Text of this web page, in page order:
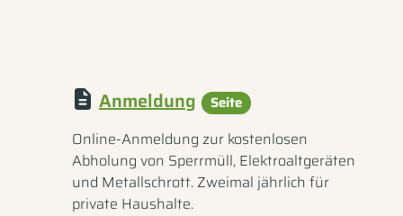
Anmeldung Seite
Online-Anmeldung zur kostenlosen
Abholung von Sperrmüll, Elektroaltgeräten
und Metallschrott. Zweimal jährlich für
private Haushalte.